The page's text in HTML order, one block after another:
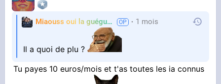
Miaouss oui la guéguérre TF6 1 mois
Il a quoi de plu ?
Tu payes 10 euros/mois et t'as toutes les ia connus